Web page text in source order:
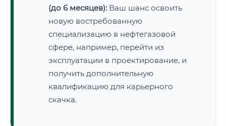
(до 6 месяцев): Ваш шанс освоить
новую востребованную
специализацию в нефтегазовой
сфере, например, перейти из
эксплуатации в проектирование, и
получить дополнительную
квалификацию для карьерного
скачка.